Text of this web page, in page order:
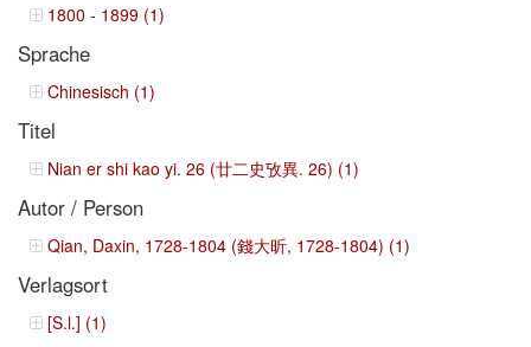
1800 - 1899 (1)
Sprache
Chinesisch (1)
Titel
Nian er shi kao yi. 26 (廿二史攷異. 26) (1)
Autor / Person
Qian, Daxin, 1728-1804 (錢大昕, 1728-1804) (1)
Verlagsort
[S.l.] (1)